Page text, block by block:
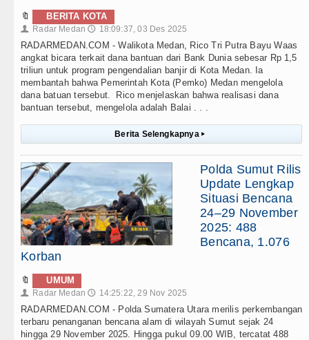
🔖 BERITA KOTA
👤 Radar Medan 🕔 18:09:37, 03 Des 2025
RADARMEDAN.COM - Walikota Medan, Rico Tri Putra Bayu Waas
angkat bicara terkait dana bantuan dari Bank Dunia sebesar Rp 1,5
triliun untuk program pengendalian banjir di Kota Medan. Ia
membantah bahwa Pemerintah Kota (Pemko) Medan mengelola
dana batuan tersebut. Rico menjelaskan bahwa realisasi dana
bantuan tersebut, mengelola adalah Balai . . .
Berita Selengkapnya ▸
Polda Sumut Rilis
Update Lengkap
Situasi Bencana
24–29 November
2025: 488
Bencana, 1.076
Korban
🔖 UMUM
👤 Radar Medan 🕔 14:25:22, 29 Nov 2025
RADARMEDAN.COM - Polda Sumatera Utara merilis perkembangan
terbaru penanganan bencana alam di wilayah Sumut sejak 24
hingga 29 November 2025. Hingga pukul 09.00 WIB, tercatat 488